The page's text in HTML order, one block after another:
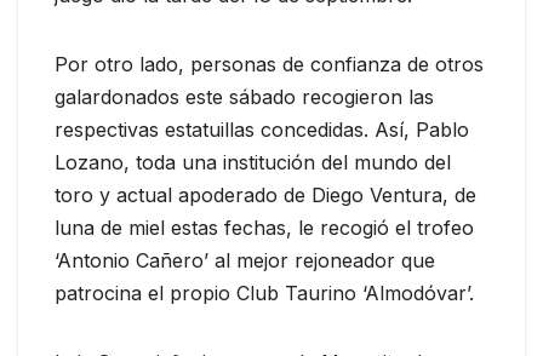
Por otro lado, personas de confianza de otros
galardonados este sábado recogieron las
respectivas estatuillas concedidas. Así, Pablo
Lozano, toda una institución del mundo del
toro y actual apoderado de Diego Ventura, de
luna de miel estas fechas, le recogió el trofeo
‘Antonio Cañero’ al mejor rejoneador que
patrocina el propio Club Taurino ‘Almodóvar’.